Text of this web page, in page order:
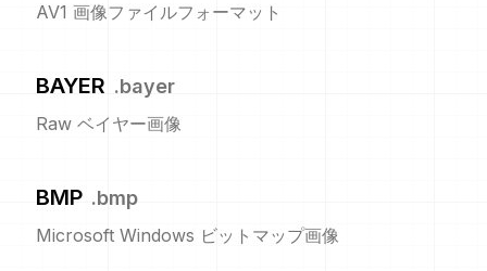
AV1 画像ファイルフォーマット
BAYER .bayer
Raw ベイヤー画像
BMP .bmp
Microsoft Windows ビットマップ画像